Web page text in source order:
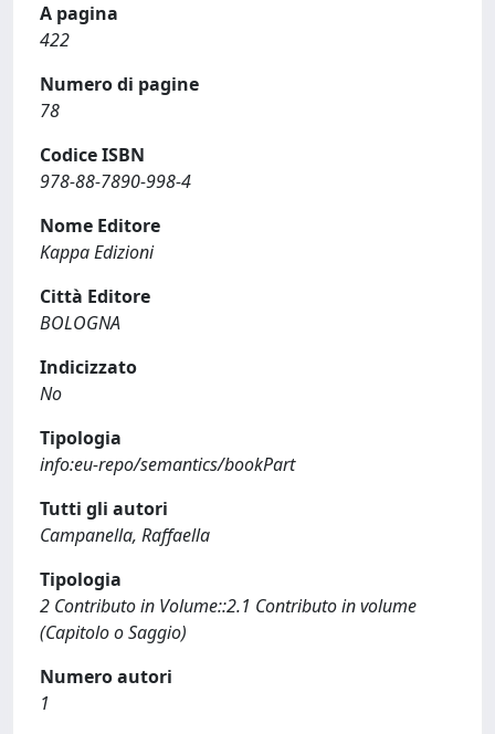
A pagina
422
Numero di pagine
78
Codice ISBN
978-88-7890-998-4
Nome Editore
Kappa Edizioni
Città Editore
BOLOGNA
Indicizzato
No
Tipologia
info:eu-repo/semantics/bookPart
Tutti gli autori
Campanella, Raffaella
Tipologia
2 Contributo in Volume::2.1 Contributo in volume
(Capitolo o Saggio)
Numero autori
1